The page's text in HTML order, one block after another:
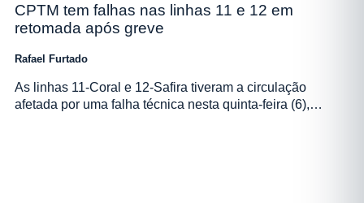
CPTM tem falhas nas linhas 11 e 12 em
retomada após greve
Rafael Furtado
As linhas 11-Coral e 12-Safira tiveram a circulação
afetada por uma falha técnica nesta quinta-feira (6),…